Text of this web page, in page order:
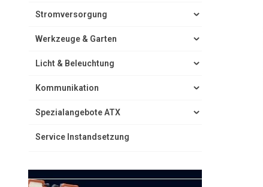
Stromversorgung
Werkzeuge & Garten
Licht & Beleuchtung
Kommunikation
Spezialangebote ATX
Service Instandsetzung